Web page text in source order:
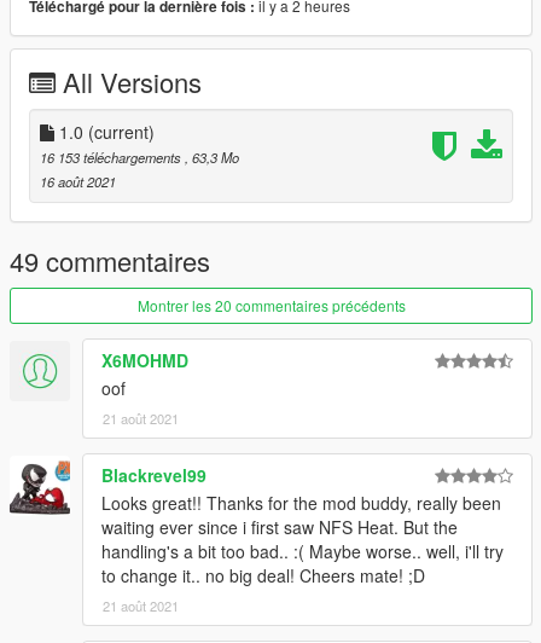
V\update\update.rpf\common\data\dlclist.xml
then use notepad open it,add new line.
dlcpacks:\polestarone\
Save it and use OpenIV replace it.
Spawn it by name:
starone(for stock and tuning)
starhero(hero version/modified)
******PROHIBITED******
- PROHIBITED SELL THIS MOD
- Reupload this mod without my permission
Téléchargé pour la dernière fois : il y a 2 heures
All Versions
1.0 (current)
16 153 téléchargements , 63,3 Mo
16 août 2021
49 commentaires
Montrer les 20 commentaires précédents
X6MOHMD
oof
21 août 2021
Blackrevel99
Looks great!! Thanks for the mod buddy, really been
waiting ever since i first saw NFS Heat. But the
handling's a bit too bad.. :( Maybe worse.. well, i'll try
to change it.. no big deal! Cheers mate! ;D
21 août 2021